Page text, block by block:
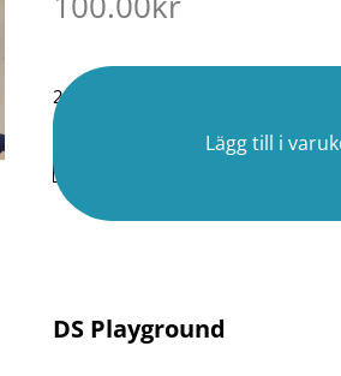
2 i lager
Lägg till i
DS Playground